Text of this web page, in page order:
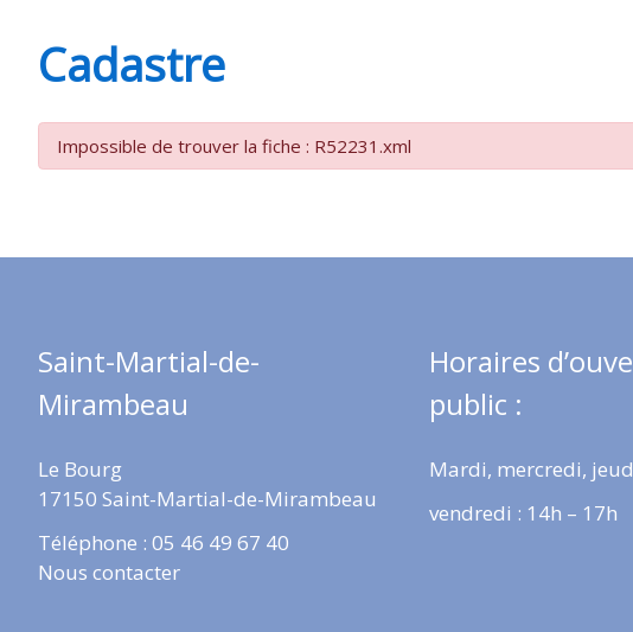
Cadastre
Impossible de trouver la fiche : R52231.xml
Saint-Martial-de-
Mirambeau
Le Bourg
17150 Saint-Martial-de-Mirambeau
Téléphone : 05 46 49 67 40
Nous contacter
Horaires
public :
Mardi, mercredi,
vendredi : 14h – 17h